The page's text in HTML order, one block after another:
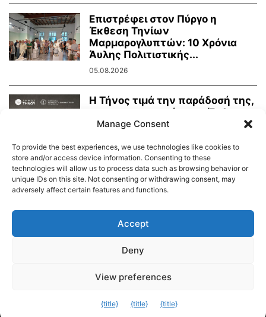
Επιστρέφει στον Πύργο η
Έκθεση Τηνίων
Μαρμαρογλυπτών: 10 Χρόνια
Άυλης Πολιτιστικής...
05.08.2026
Η Τήνος τιμά την παράδοσή της,
τη μαρμαροτεχνία της. Έκθεση
Τήνιων...
Δημοτικό Λιμενικό Ταμείο Τήνου – Άνδρου
© 2026
Manage Consent
To provide the best experiences, we use technologies like cookies to
store and/or access device information. Consenting to these
technologies will allow us to process data such as browsing behavior or
unique IDs on this site. Not consenting or withdrawing consent, may
adversely affect certain features and functions.
Accept
Deny
View preferences
{title} {title} {title}
Exit mobile version